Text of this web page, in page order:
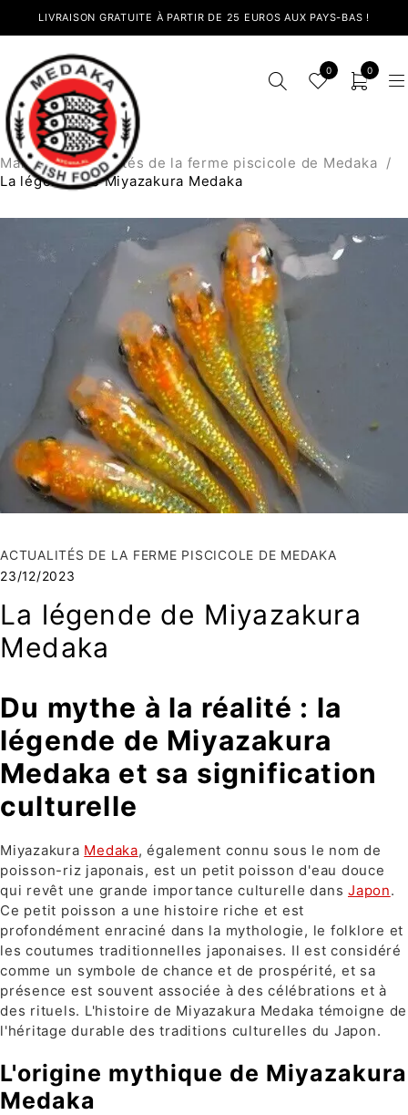
LIVRAISON GRATUITE À PARTIR DE 25 EUROS AUX PAYS-BAS !
0 0
Maison / Actualités de la ferme piscicole de Medaka /
La légende de Miyazakura Medaka
ACTUALITÉS DE LA FERME PISCICOLE DE MEDAKA
23/12/2023
La légende de Miyazakura
Medaka
Du mythe à la réalité : la
légende de Miyazakura
Medaka et sa signification
culturelle
Miyazakura Medaka, également connu sous le nom de
poisson-riz japonais, est un petit poisson d'eau douce
qui revêt une grande importance culturelle dans Japon.
Ce petit poisson a une histoire riche et est
profondément enraciné dans la mythologie, le folklore et
les coutumes traditionnelles japonaises. Il est considéré
comme un symbole de chance et de prospérité, et sa
présence est souvent associée à des célébrations et à
des rituels. L'histoire de Miyazakura Medaka témoigne de
l'héritage durable des traditions culturelles du Japon.
L'origine mythique de Miyazakura
Medaka